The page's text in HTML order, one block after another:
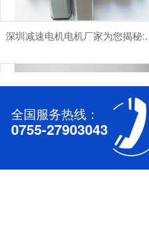
深圳减速电机电
全国服务热线：
0755-27903043